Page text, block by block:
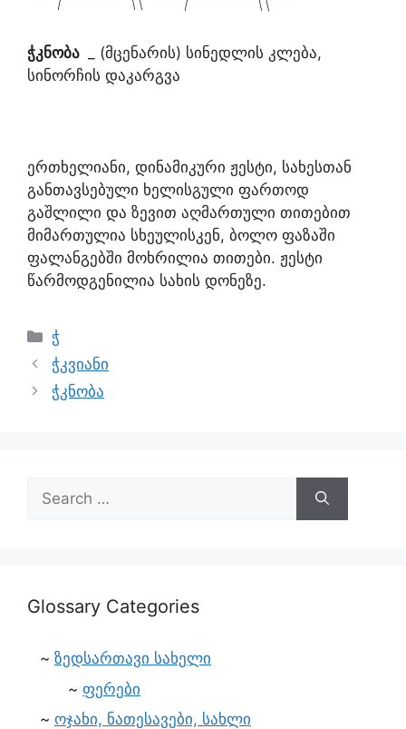
ჭკნობა
_ (მცენარის) სინედლის კლება,
სინორჩის დაკარგვა
ერთხელიანი, დინამიკური ჟესტი, სახესთან
განთავსებული ხელისგული ფართოდ
გაშლილი და ზევით აღმართული თითებით
მიმართულია სხეულისკენ, ბოლო ფაზაში
ფალანგებში მოხრილია თითები. ჟესტი
წარმოდგენილია სახის დონეზე.
ჭ
ჭკვიანი
ჭკნობა
Glossary Categories
ზედსართავი სახელი
ფერები
ოჯახი, ნათესავები, სახლი